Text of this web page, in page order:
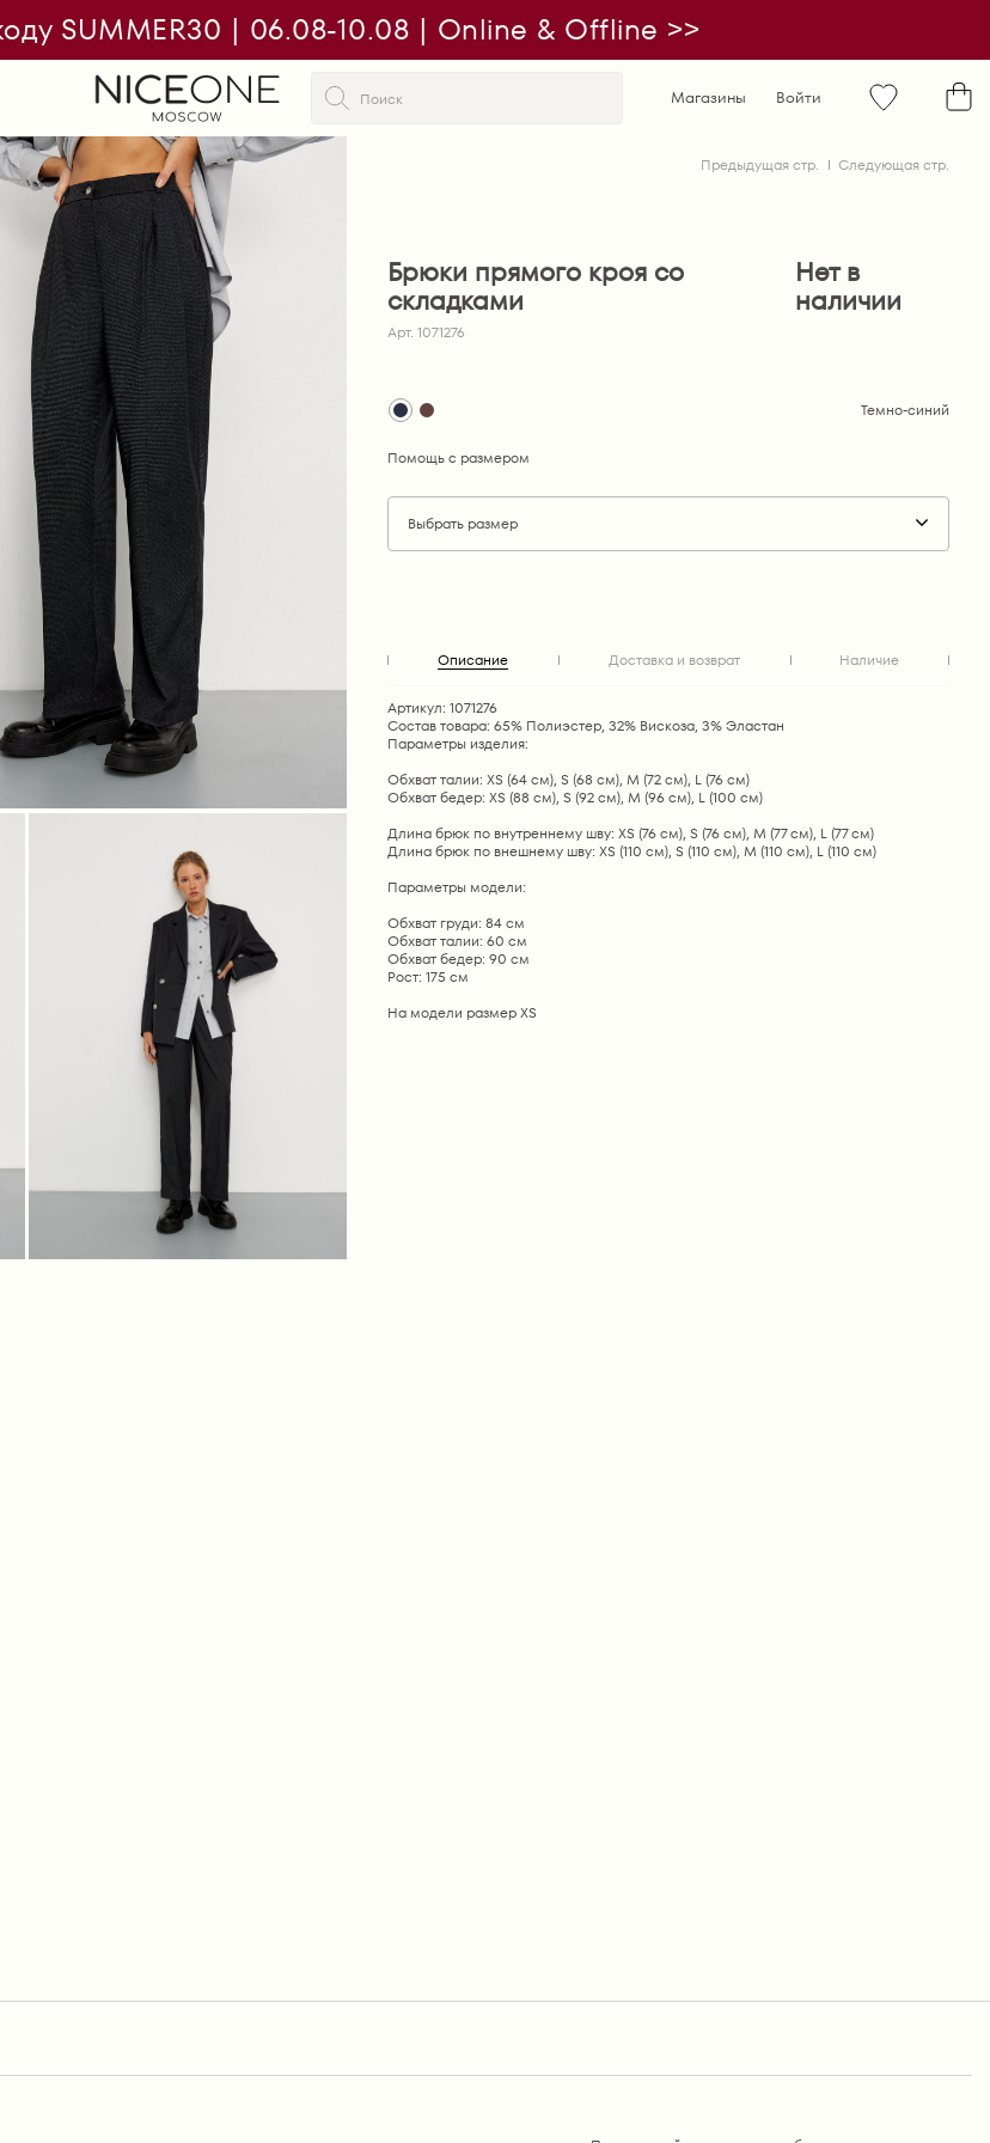
SUMMER30 | 06.08-10.08 | Online & Offline >>
Магазины Войти
Предыдущая стр. Следующая стр.
Брюки прямого кроя со
складками
Арт. 1071276
Нет в
наличии
Темно-синий
Помощь с размером
Выбрать размер
Описание Доставка и возврат Наличие
Артикул: 1071276
Состав товара: 65% Полиэстер, 32% Вискоза, 3% Эластан
Параметры изделия:
Обхват талии: XS (64 см), S (68 см), М (72 см), L (76 см)
Обхват бедер: XS (88 см), S (92 см), М (96 см), L (100 см)
Длина брюк по внутреннему шву: XS (76 см), S (76 см), М (77 см), L (77 см)
Длина брюк по внешнему шву: XS (110 см), S (110 см), М (110 см), L (110 см)
Параметры модели:
Обхват груди: 84 см
Обхват талии: 60 см
Обхват бедер: 90 см
Рост: 175 см
На модели размер ХS